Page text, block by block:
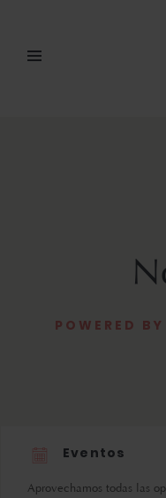
POWERED
Eventos
Aprovechamos todas las